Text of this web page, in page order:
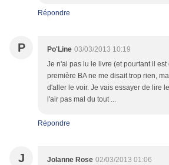
Répondre
P Po'Line 03/03/2013 10:19
Je n'ai pas lu le livre (et pourtant il est
première BA ne me disait trop rien,
d'aller le voir. Je vais essayer de lire
l'air pas mal du tout ...
Répondre
J Jolanne Rose 02/03/2013 01:06